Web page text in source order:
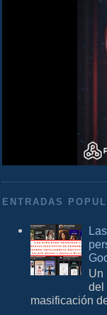
ENTRADAS
Un
del
masificación